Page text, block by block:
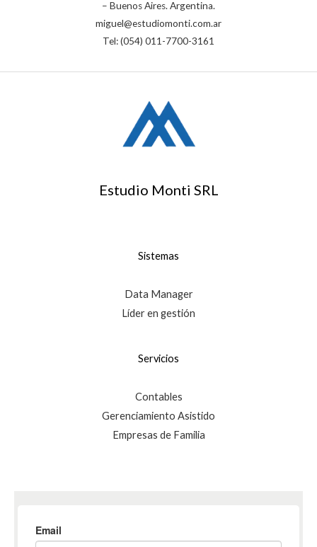
– Buenos Aires. Argentina.
miguel@estudiomonti.com.ar
Tel: (054) 011-7700-3161
Estudio Monti SRL
Sistemas
Data Manager
Líder en gestión
Servicios
Contables
Gerenciamiento Asistido
Empresas de Familia